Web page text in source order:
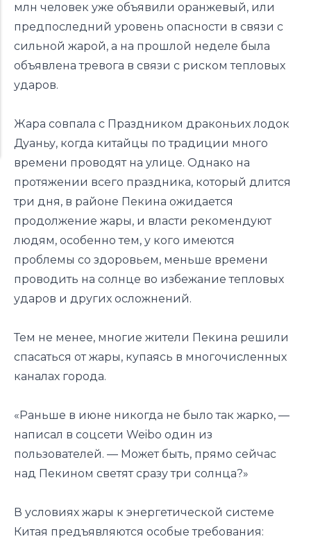
млн человек уже объявили оранжевый, или
предпоследний уровень опасности в связи с
сильной жарой, а на прошлой неделе была
объявлена тревога в связи с риском тепловых
ударов.
Жара совпала с Праздником драконьих лодок
Дуаньу, когда китайцы по традиции много
времени проводят на улице. Однако на
протяжении всего праздника, который длится
три дня, в районе Пекина ожидается
продолжение жары, и власти рекомендуют
людям, особенно тем, у кого имеются
проблемы со здоровьем, меньше времени
проводить на солнце во избежание тепловых
ударов и других осложнений.
Тем не менее, многие жители Пекина решили
спасаться от жары, купаясь в многочисленных
каналах города.
«Раньше в июне никогда не было так жарко, —
написал в соцсети Weibo один из
пользователей. — Может быть, прямо сейчас
над Пекином светят сразу три солнца?»
В условиях жары к энергетической системе
Китая предъявляются особые требования: